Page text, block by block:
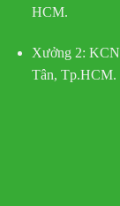
HCM.
Xưởng 2: KCN
Tân, Tp.HCM.